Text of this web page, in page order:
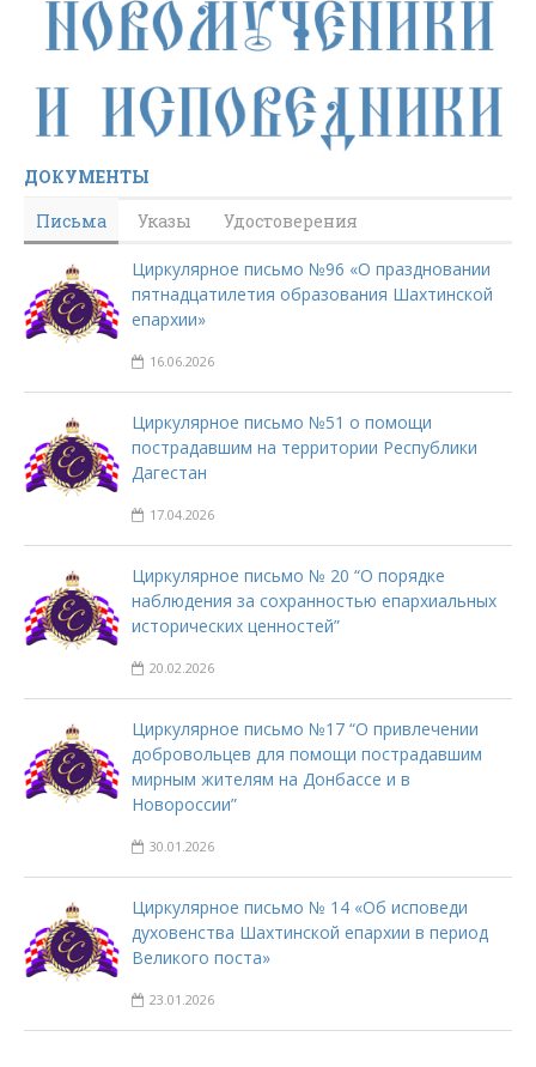
ДОКУМЕНТЫ
Письма
Указы Удостоверения
Циркулярное письмо №96 «О праздновании
пятнадцатилетия образования Шахтинской
епархии»
16.06.2026
Циркулярное письмо №51 о помощи
пострадавшим на территории Республики
Дагестан
17.04.2026
Циркулярное письмо № 20 “О порядке
наблюдения за сохранностью епархиальных
исторических ценностей”
20.02.2026
Циркулярное письмо №17 “О привлечении
добровольцев для помощи пострадавшим
мирным жителям на Донбассе и в
Новороссии”
30.01.2026
Циркулярное письмо № 14 «Об исповеди
духовенства Шахтинской епархии в период
Великого поста»
23.01.2026